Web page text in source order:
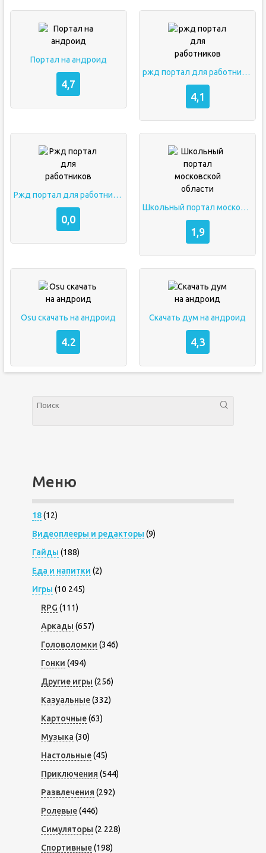
Портал на андроид
4,7
ржд портал для работников
4,1
Ржд портал для работников
0,0
Школьный портал московской области
1,9
Osu скачать на андроид
4.2
Скачать дум на андроид
4,3
Меню
18(12)
Видеоплееры и редакторы (9)
Гайды (188)
Еда и напитки (2)
Игры (10 245)
RPG (111)
Аркады (657)
Головоломки (346)
Гонки (494)
Другие игры (256)
Казуальные(332)
Карточные(63)
Музыка (30)
Настольные(45)
Приключения (544)
Развлечения (292)
Ролевые(446)
Симуляторы (2 228)
Спортивные(198)